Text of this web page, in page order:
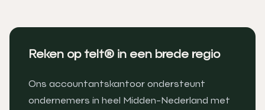
Reken op telt® in een brede regio
Ons accountantskantoor ondersteunt
ondernemers in heel Midden-Nederland met